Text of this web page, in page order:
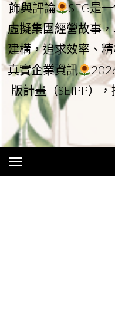
飾與評論
SEG是
虛擬集團經營故事
建構，追求效率、
真實企業資訊
版計畫（SEIPP）